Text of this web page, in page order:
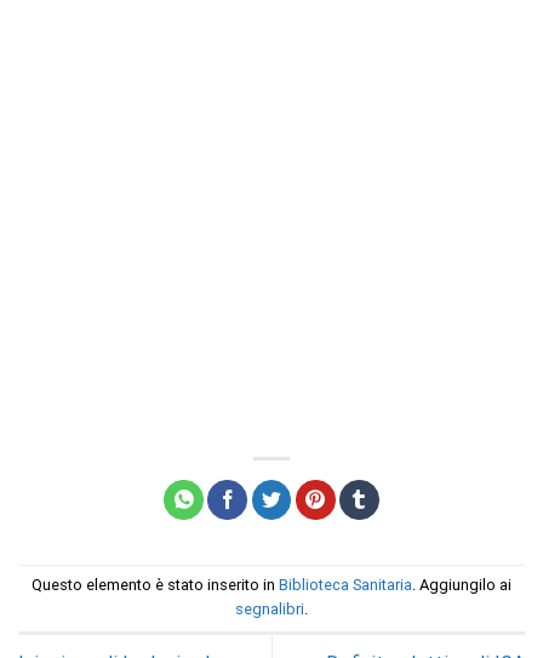
Questo elemento è stato inserito in Biblioteca Sanitaria. Aggiungilo ai
segnalibri.